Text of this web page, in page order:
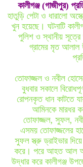
কালীগঞ্জ (গাজীপুর)
হাতুড়ি পেটা ও ধারালো
খুন হয়েছে। ঘটনাটি
পুলিশ ও স্থানীয় সূত্রে
গ্রামের মৃত আলাল
তোফাজ্জল ও নবীল
বুধবার সকালে
রোপনকৃত ধান কাটতে
আমিনকে মারধর
তোফাজ্জল, সুফল,
এসময় তোফাজ্জলের
সুফল স্ত্রু ড্রাইভার
করে। পরে আহত আল
উদ্ধার করে কালীগঞ্জ